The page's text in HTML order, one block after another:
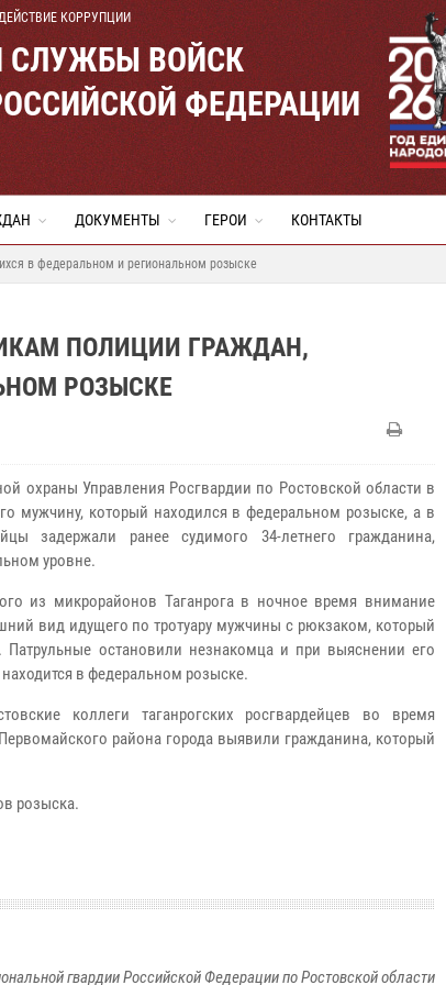
КОРРУПЦИИ
СЛУЖБЫ ВОЙСК
ФЕДЕРАЦИИ
ДОКУМЕНТЫ ГЕРОИ КОНТАКТЫ
в федеральном и региональном розыске
ПОЛИЦИИ ГРАЖДАН,
РОЗЫСКЕ
охраны Управления Росгвардии по Ростовской области в
мужчину, который находился в федеральном розыске, а в
задержали ранее судимого 34-летнего гражданина,
уровне.
из микрорайонов Таганрога в ночное время внимание
вид идущего по тротуару мужчины с рюкзаком, который
Патрульные остановили незнакомца и при выяснении его
в федеральном розыске.
коллеги таганрогских росгвардейцев во время
района города выявили гражданина, который
розыска.
гвардии Российской Федерации по Ростовской области